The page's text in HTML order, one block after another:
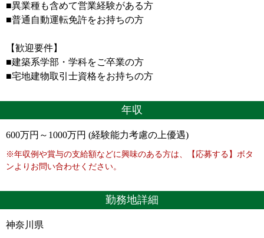
■異業種も含めて営業経験がある方
■普通自動運転免許をお持ちの方
【歓迎要件】
■建築系学部・学科をご卒業の方
■宅地建物取引士資格をお持ちの方
年収
600万円～1000万円 (経験能力考慮の上優遇)
※年収例や賞与の支給額などに興味のある方は、【応募する】ボタ
ンよりお問い合わせください。
勤務地詳細
神奈川県